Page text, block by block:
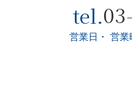
tel.
営業日・ 営業